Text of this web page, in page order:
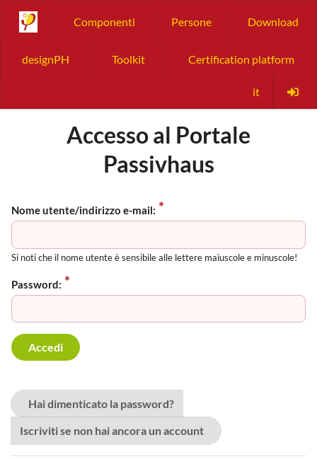
Componenti Persone Download
designPH Toolkit Certification platform
it
Accesso al Portale
Passivhaus
Nome utente/indirizzo e-mail:
Si noti che il nome utente è sensibile alle lettere maiuscole e minuscole!
Password:
Hai dimenticato la password?
Iscriviti se non hai ancora un account